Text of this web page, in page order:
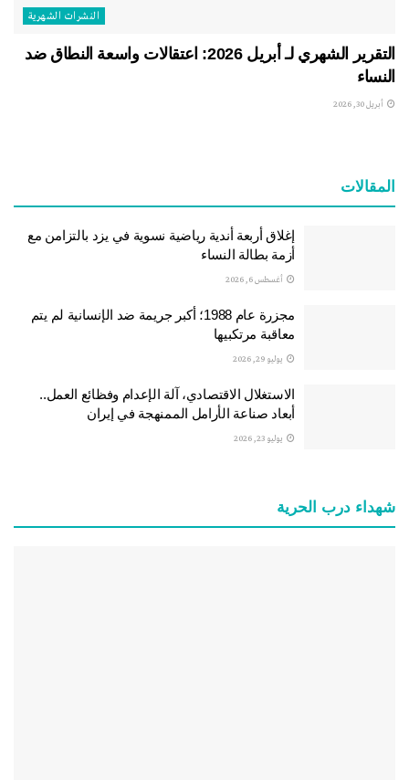
النشرات الشهریة
التقرير الشهري لـ أبريل 2026: اعتقالات واسعة النطاق ضد
النساء
أبريل 30, 2026
المقالات
إغلاق أربعة أندية رياضية نسوية في يزد بالتزامن مع
أزمة بطالة النساء
أغسطس 6, 2026
مجزرة عام 1988؛ أكبر جريمة ضد الإنسانية لم يتم
معاقبة مرتكبيها
يوليو 29, 2026
الاستغلال الاقتصادي، آلة الإعدام وفظائع العمل..
أبعاد صناعة الأرامل الممنهجة في إيران
يوليو 23, 2026
شهداء درب الحرية